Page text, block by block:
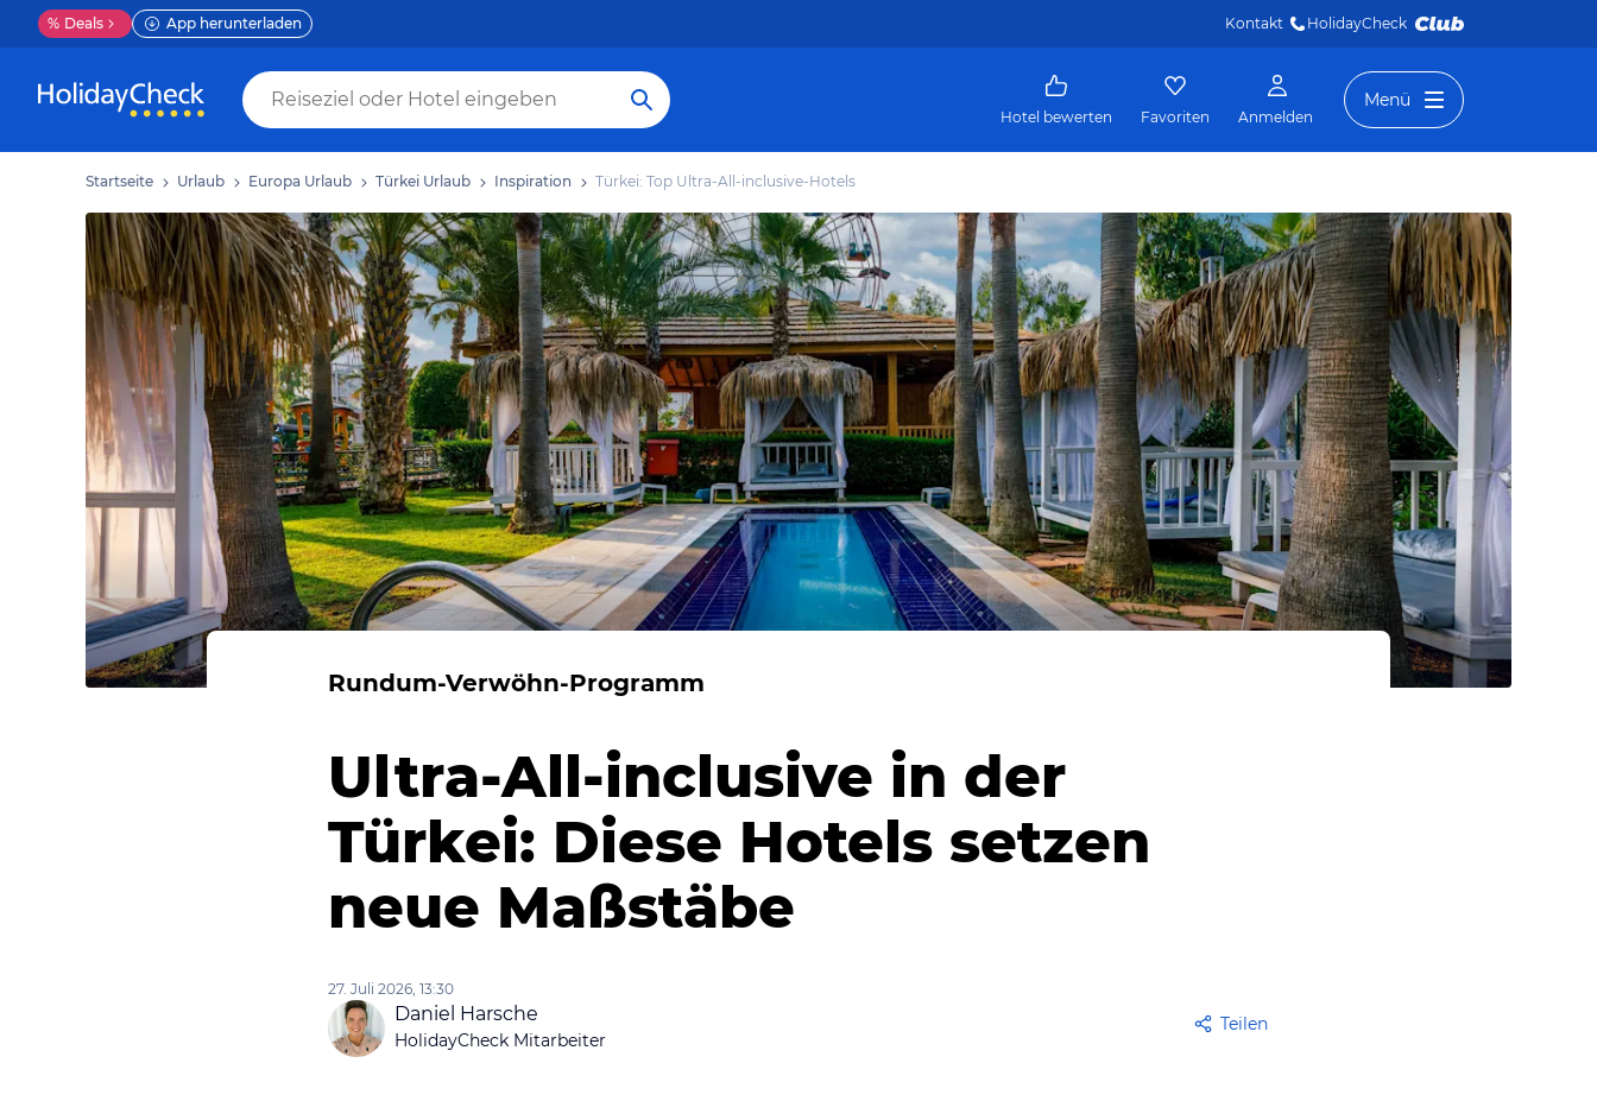
% Deals App herunterladen Kontakt HolidayCheck
Hotel bewerten Favoriten Anmelden
Menü
Startseite Urlaub Europa Urlaub Türkei Urlaub Inspiration Türkei: Top Ultra-All-inclusive-Hotels
Rundum-Verwöhn-Programm
Ultra-All-inclusive in der
Türkei: Diese Hotels setzen
neue Maßstäbe
27. Juli 2026, 13:30
Daniel Harsche
HolidayCheck Mitarbeiter
Teilen